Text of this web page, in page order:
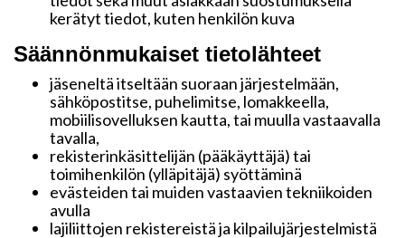
kerätyt tiedot, kuten henkilön kuva
Säännönmukaiset tietolähteet
jäseneltä itseltään suoraan järjestelmään,
sähköpostitse, puhelimitse, lomakkeella,
mobiilisovelluksen kautta, tai muulla vastaavalla
tavalla,
rekisterinkäsittelijän (pääkäyttäjä) tai
toimihenkilön (ylläpitäjä) syöttäminä
evästeiden tai muiden vastaavien tekniikoiden
avulla
lajiliittojen rekistereistä ja kilpailujärjestelmistä